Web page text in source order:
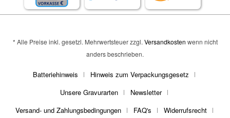
* Alle Preise inkl. gesetzl. Mehrwertsteuer zzgl. Versandkosten wenn nicht
anders beschrieben.
Batteriehinweis
Hinweis zum Verpackungsgesetz
Unsere Gravurarten
Newsletter
Versand- und Zahlungsbedingungen
FAQ's Widerrufsrecht